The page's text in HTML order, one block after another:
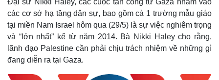
Đại sứ Nikki Haley, các cuộc tấn công từ Gaza nhằm vào
các cơ sở hạ tầng dân sự, bao gồm cả 1 trường mẫu giáo
tại miền Nam Israel hôm qua (29/5) là sự việc nghiêm trọng
và “lớn nhất” kể từ năm 2014. Bà Nikki Haley cho rằng,
lãnh đạo Palestine cần phải chịu trách nhiệm về những gì
đang diễn ra tại Gaza.